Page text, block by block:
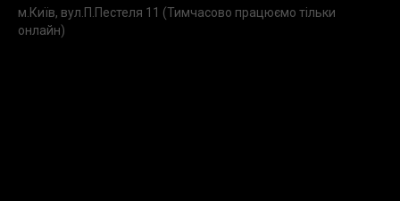
м.Київ, вул.П.Пестеля 11 (Тимчасово працюємо тільки
онлайн)